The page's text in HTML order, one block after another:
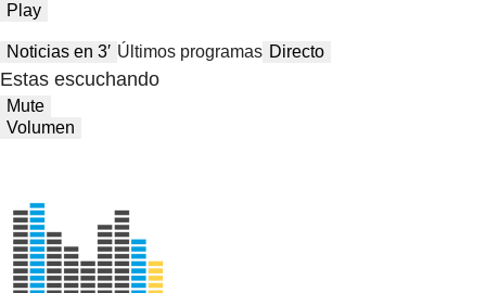
Play
Noticias en 3′ Últimos programas Directo
Estas escuchando
Mute
Volumen